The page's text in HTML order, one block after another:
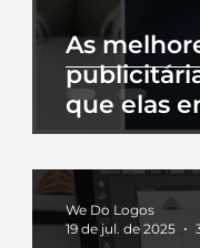
As
que elas
We Do Logos
19 de jul. de 2025